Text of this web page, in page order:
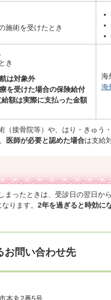
施術を受けたとき
き
は対象外
を受けた場合の保険給付
額は実際に支払った金額
海
海
（接骨院等）や、はり・きゅ
医師が必要と認めた場合は支給
まったときは、受診日の翌日か
ります。 2年を過ぎると時効に
お問い合わせ先
本丸2番5号